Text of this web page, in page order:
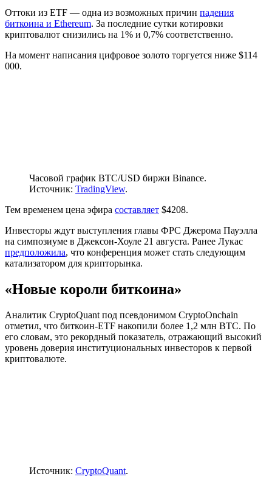
Оттоки из ETF — одна из возможных причин падения
биткоина и Ethereum. За последние сутки котировки
криптовалют снизились на 1% и 0,7% соответственно.
На момент написания цифровое золото торгуется ниже $114
000.
Часовой график BTC/USD биржи Binance.
Источник: TradingView.
Тем временем цена эфира составляет $4208.
Инвесторы ждут выступления главы ФРС Джерома Пауэлла
на симпозиуме в Джексон-Хоуле 21 августа. Ранее Лукас
предположила, что конференция может стать следующим
катализатором для крипторынка.
«Новые короли биткоина»
Аналитик CryptoQuant под псевдонимом CryptoOnchain
отметил, что биткоин-ETF накопили более 1,2 млн BTC. По
его словам, это рекордный показатель, отражающий высокий
уровень доверия институциональных инвесторов к первой
криптовалюте.
Источник: CryptoQuant.